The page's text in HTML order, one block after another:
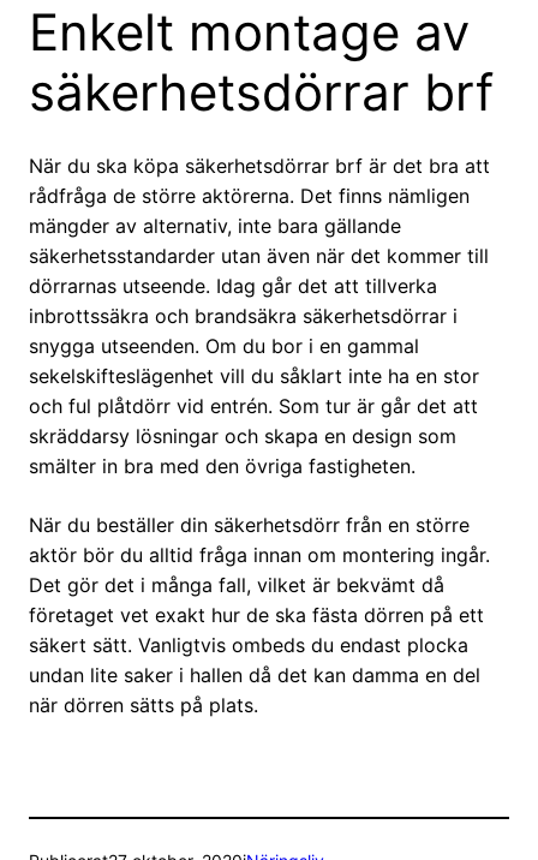
Enkelt montage av
säkerhetsdörrar brf
När du ska köpa säkerhetsdörrar brf är det bra att
rådfråga de större aktörerna. Det finns nämligen
mängder av alternativ, inte bara gällande
säkerhetsstandarder utan även när det kommer till
dörrarnas utseende. Idag går det att tillverka
inbrottssäkra och brandsäkra säkerhetsdörrar i
snygga utseenden. Om du bor i en gammal
sekelskifteslägenhet vill du såklart inte ha en stor
och ful plåtdörr vid entrén. Som tur är går det att
skräddarsy lösningar och skapa en design som
smälter in bra med den övriga fastigheten.
När du beställer din säkerhetsdörr från en större
aktör bör du alltid fråga innan om montering ingår.
Det gör det i många fall, vilket är bekvämt då
företaget vet exakt hur de ska fästa dörren på ett
säkert sätt. Vanligtvis ombeds du endast plocka
undan lite saker i hallen då det kan damma en del
när dörren sätts på plats.